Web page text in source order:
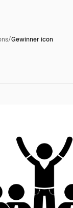
/Gewinner icon